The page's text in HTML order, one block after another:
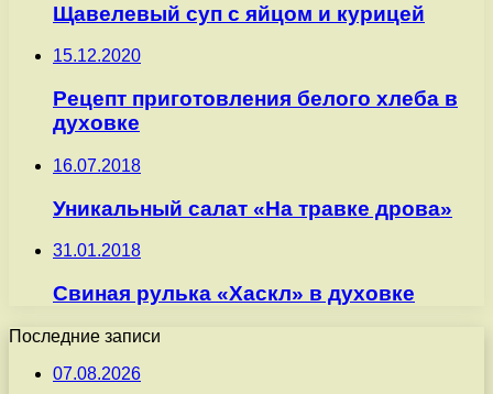
Щавелевый суп с яйцом и курицей
15.12.2020
Рецепт приготовления белого хлеба в
духовке
16.07.2018
Уникальный салат «На травке дрова»
31.01.2018
Свиная рулька «Хаскл» в духовке
Последние записи
07.08.2026